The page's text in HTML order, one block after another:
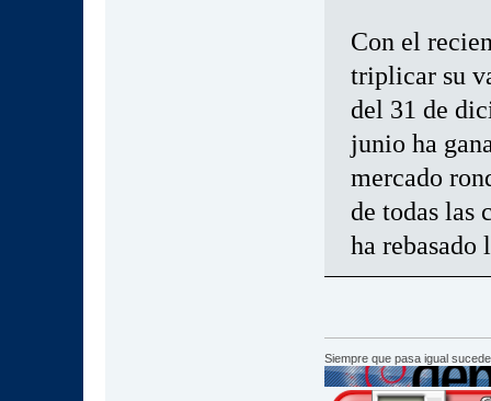
Con el
triplicar su
del 31 de
junio ha
mercado
de todas las
ha rebasado
Siempre que pasa igual